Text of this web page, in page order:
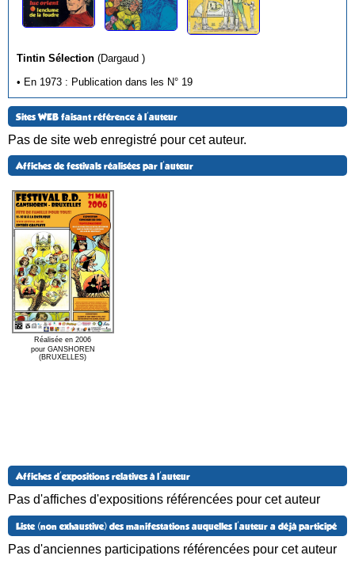
Tintin Sélection
(Dargaud )
• En 1973 : Publication dans les N° 19
Sites WEB faisant référence à l'auteur
Pas de site web enregistré pour cet auteur.
Affiches de festivals réalisées par l'auteur
Réalisée en 2006
pour GANSHOREN
(BRUXELLES)
Affiches d'expositions relatives à l'auteur
Pas d'affiches d'expositions référencées pour cet auteur
Liste (non exhaustive) des manifestations auquelles l'auteur a déjà participé
Pas d'anciennes participations référencées pour cet auteur